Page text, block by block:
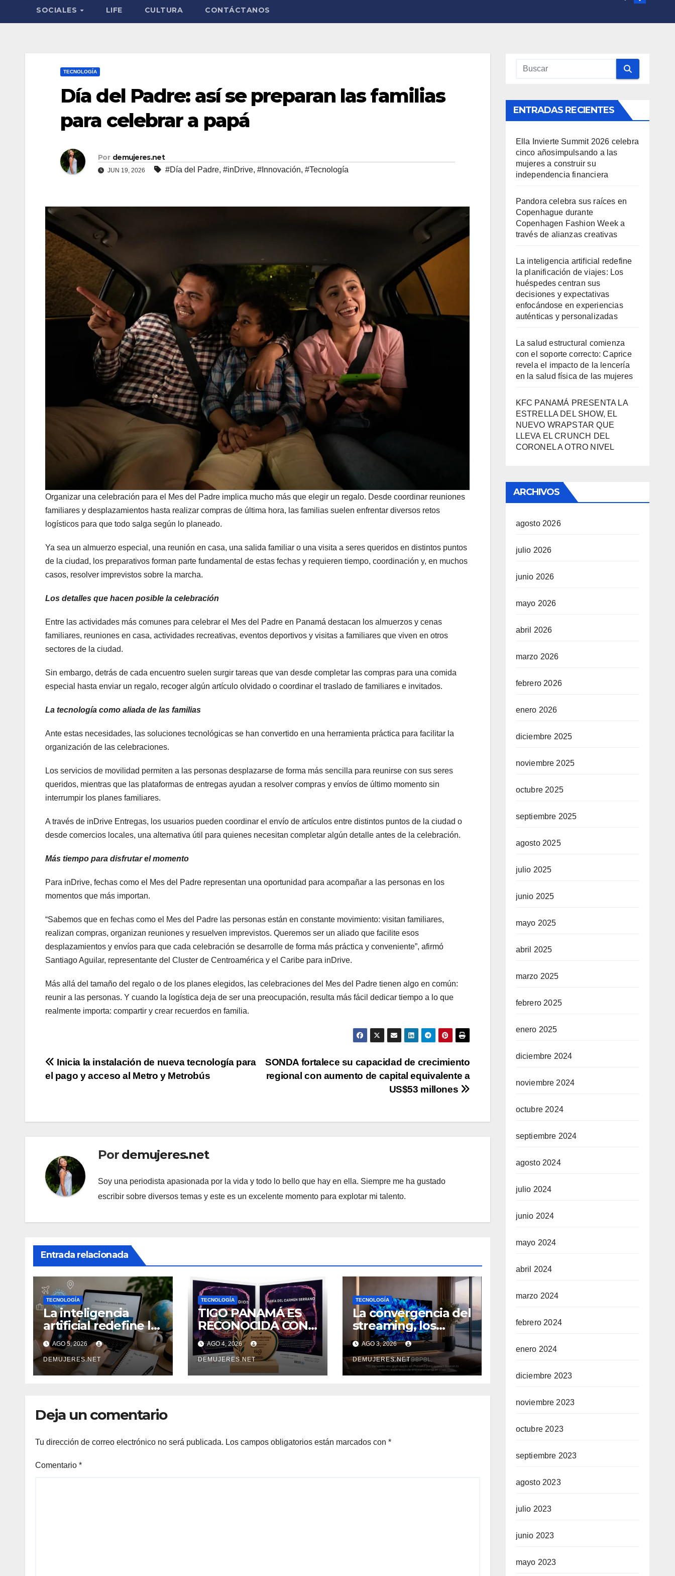
SOCIALES LIFE CULTURA CONTÁCTANOS
TECNOLOGÍA
Día del Padre: así se preparan las familias
para celebrar a papá
Por demujeres.net
JUN 19, 2026 #Día del Padre, #inDrive, #Innovación, #Tecnología
Organizar una celebración para el Mes del Padre implica mucho más que elegir un regalo. Desde coordinar reuniones
familiares y desplazamientos hasta realizar compras de última hora, las familias suelen enfrentar diversos retos
logísticos para que todo salga según lo planeado.
Ya sea un almuerzo especial, una reunión en casa, una salida familiar o una visita a seres queridos en distintos puntos
de la ciudad, los preparativos forman parte fundamental de estas fechas y requieren tiempo, coordinación y, en muchos
casos, resolver imprevistos sobre la marcha.
Los detalles que hacen posible la celebración
Entre las actividades más comunes para celebrar el Mes del Padre en Panamá destacan los almuerzos y cenas
familiares, reuniones en casa, actividades recreativas, eventos deportivos y visitas a familiares que viven en otros
sectores de la ciudad.
Sin embargo, detrás de cada encuentro suelen surgir tareas que van desde completar las compras para una comida
especial hasta enviar un regalo, recoger algún artículo olvidado o coordinar el traslado de familiares e invitados.
La tecnología como aliada de las familias
Ante estas necesidades, las soluciones tecnológicas se han convertido en una herramienta práctica para facilitar la
organización de las celebraciones.
Los servicios de movilidad permiten a las personas desplazarse de forma más sencilla para reunirse con sus seres
queridos, mientras que las plataformas de entregas ayudan a resolver compras y envíos de último momento sin
interrumpir los planes familiares.
A través de inDrive Entregas, los usuarios pueden coordinar el envío de artículos entre distintos puntos de la ciudad o
desde comercios locales, una alternativa útil para quienes necesitan completar algún detalle antes de la celebración.
Más tiempo para disfrutar el momento
Para inDrive, fechas como el Mes del Padre representan una oportunidad para acompañar a las personas en los
momentos que más importan.
“Sabemos que en fechas como el Mes del Padre las personas están en constante movimiento: visitan familiares,
realizan compras, organizan reuniones y resuelven imprevistos. Queremos ser un aliado que facilite esos
desplazamientos y envíos para que cada celebración se desarrolle de forma más práctica y conveniente”, afirmó
Santiago Aguilar, representante del Cluster de Centroamérica y el Caribe para inDrive.
Más allá del tamaño del regalo o de los planes elegidos, las celebraciones del Mes del Padre tienen algo en común:
reunir a las personas. Y cuando la logística deja de ser una preocupación, resulta más fácil dedicar tiempo a lo que
realmente importa: compartir y crear recuerdos en familia.
Navegación
de
SONDA fortalece su capacidad de crecimiento
regional con aumento de capital equivalente a
US$53 millones
Inicia la instalación de nueva tecnología para
el pago y acceso al Metro y Metrobús
Por demujeres.net
Soy una periodista apasionada por la vida y todo lo bello que hay en ella. Siempre me ha gustado
escribir sobre diversos temas y este es un excelente momento para explotar mi talento.
Entrada relacionada
TECNOLOGÍA
La inteligencia
artificial redefine la
planificación de
viajes: Los
huéspedes centran
sus decisiones y
experiencias
auténticas y
personalizadas
AGO 5, 2026
DEMUJERES.NET
TECNOLOGÍA
TIGO PANAMÁ ES
RECONOCIDA CON
TRES GALARDONES
EN EL FORO
“SOSTENIBILIDAD
COMO NUEVO
AGO 4, 2026
DEMUJERES.NET
TECNOLOGÍA
La convergencia del
streaming, los
videojuegos y el
deporte impulsa
una nueva era de
televisores
AGO 3, 2026
DEMUJERES.NET
Deja un comentario
Tu dirección de correo electrónico no será publicada. Los campos obligatorios están marcados con *
Comentario *
ENTRADAS RECIENTES
Ella Invierte Summit 2026 celebra
cinco añosimpulsando a las
mujeres a construir su
independencia financiera
Pandora celebra sus raíces en
Copenhague durante
Copenhagen Fashion Week a
través de alianzas creativas
La inteligencia artificial redefine
la planificación de viajes: Los
huéspedes centran sus
decisiones y expectativas
enfocándose en experiencias
auténticas y personalizadas
La salud estructural comienza
con el soporte correcto: Caprice
revela el impacto de la lencería
en la salud física de las mujeres
KFC PANAMÁ PRESENTA LA
ESTRELLA DEL SHOW, EL
NUEVO WRAPSTAR QUE
LLEVA EL CRUNCH DEL
CORONEL A OTRO NIVEL
ARCHIVOS
agosto 2026
julio 2026
junio 2026
mayo 2026
abril 2026
marzo 2026
febrero 2026
enero 2026
diciembre 2025
noviembre 2025
octubre 2025
septiembre 2025
agosto 2025
julio 2025
junio 2025
mayo 2025
abril 2025
marzo 2025
febrero 2025
enero 2025
diciembre 2024
noviembre 2024
octubre 2024
septiembre 2024
agosto 2024
julio 2024
junio 2024
mayo 2024
abril 2024
marzo 2024
febrero 2024
enero 2024
diciembre 2023
noviembre 2023
octubre 2023
septiembre 2023
agosto 2023
julio 2023
junio 2023
mayo 2023